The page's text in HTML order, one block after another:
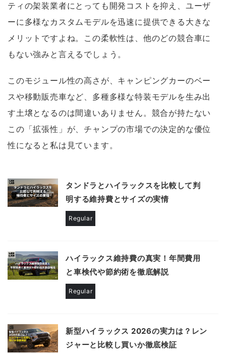
ティの架装業者にとっても開発コストを抑え、ユーザ
ーに多様なカスタムモデルを迅速に提供できる大きな
メリットですよね。この柔軟性は、他のどの競合車に
もない強みと言えるでしょう。
このモジュール性の高さが、キャンピングカーのベー
スや移動販売車など、多種多様な特装モデルを生み出
す土壌となるのは間違いありません。競合が持たない
この「拡張性」が、チャンプの市場での決定的な優位
性になると私は見ています。
タンドラとハイラックスを比較して判
明する維持費とサイズの実情
Regular
ハイラックス維持費の真実！年間費用
と車検代や節約術を徹底解説
Regular
新型ハイラックス 2026の実力は？レン
ジャーと比較し買いか徹底検証